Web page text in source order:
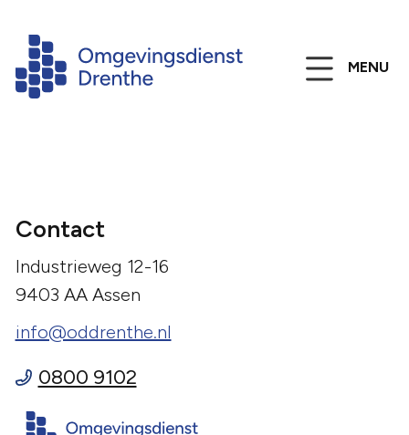
MENU
Contact
Industrieweg 12-16
9403 AA Assen
info@oddrenthe.nl
0800 9102